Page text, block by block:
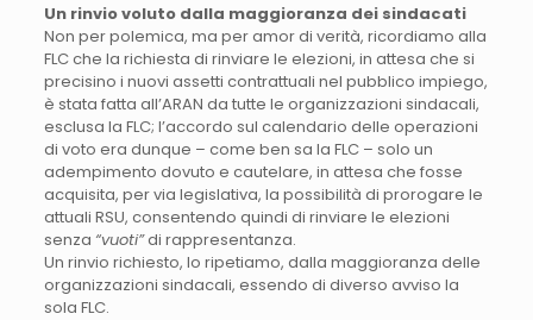
Un rinvio voluto dalla maggioranza dei sindacati
Non per polemica, ma per amor di verità, ricordiamo alla
FLC che la richiesta di rinviare le elezioni, in attesa che si
precisino i nuovi assetti contrattuali nel pubblico impiego,
è stata fatta all’ARAN da tutte le organizzazioni sindacali,
esclusa la FLC; l’accordo sul calendario delle operazioni
di voto era dunque – come ben sa la FLC – solo un
adempimento dovuto e cautelare, in attesa che fosse
acquisita, per via legislativa, la possibilità di prorogare le
attuali RSU, consentendo quindi di rinviare le elezioni
senza “vuoti”di rappresentanza.
Un rinvio richiesto, lo ripetiamo, dalla maggioranza delle
organizzazioni sindacali, essendo di diverso avviso la
sola FLC.